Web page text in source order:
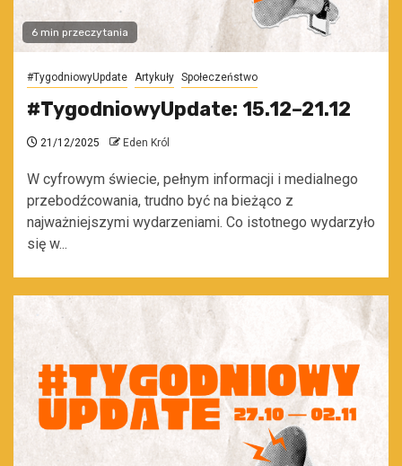
6 min przeczytania
#TygodniowyUpdate Artykuły Społeczeństwo
#TygodniowyUpdate: 15.12–21.12
21/12/2025 Eden Król
W cyfrowym świecie, pełnym informacji i medialnego
przebodźcowania, trudno być na bieżąco z
najważniejszymi wydarzeniami. Co istotnego wydarzyło
się w...